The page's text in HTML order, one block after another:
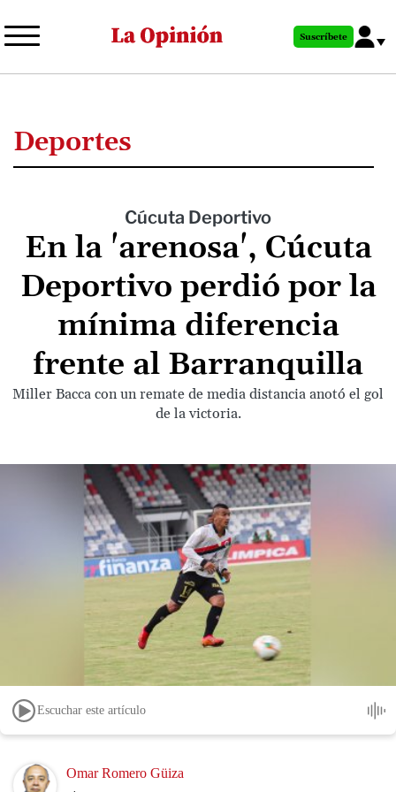
al
principal
Suscríbete
Deportes
Cúcuta Deportivo
En la 'arenosa', Cúcuta
Deportivo perdió por la
mínima diferencia
frente al Barranquilla
Miller Bacca con un remate de media distancia anotó el gol
de la victoria.
Escuchar este artículo
Image Omar Romero Güiza